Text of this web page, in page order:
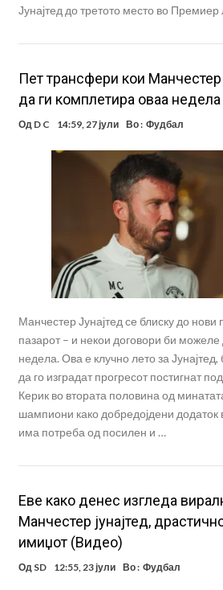
Јунајтед до третото место во Премиер
Пет трансфери кои
да ги комплетира оваа недела
Од D C 14:59, 27 јули Во : Фудбал
Манчестер Јунајтед се блиску до
пазарот – и некои договори би
недела. Ова е клучно лето за Јунајтед,
да го изградат прогресот постигнат
Керик во втората половина од
шампиони како добредојдени додаток
има потреба од посилен и …
Eве како денес изгледа
Манчестер јунајтед,
имиџот (Видео)
Од SD 12:55, 23 јули Во : Фудбал